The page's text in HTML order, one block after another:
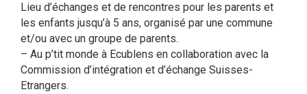
Lieu d’échanges et de rencontres pour les parents et
les enfants jusqu’à 5 ans, organisé par une commune
et/ou avec un groupe de parents.
– Au p’tit monde à Ecublens en collaboration avec la
Commission d’intégration et d’échange Suisses-
Etrangers.